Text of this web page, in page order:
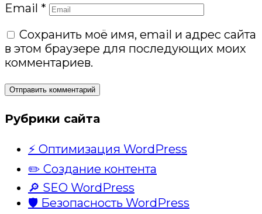
Email *
Сохранить моё имя, email и адрес сайта
в этом браузере для последующих моих
комментариев.
Рубрики сайта
⚡ Оптимизация WordPress
✏️ Создание контента
🔎 SEO WordPress
🛡️ Безопасность WordPress